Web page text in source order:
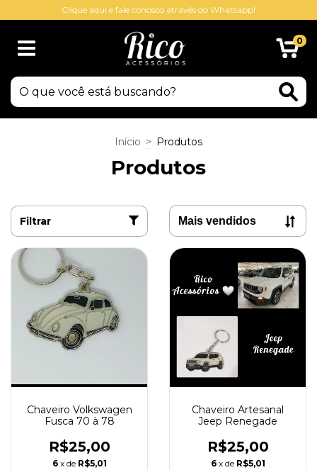
Clique aqui e fale conosco através do Whatsapp!
0
Início > Produtos
Produtos
Filtrar
Chaveiro Volkswagen
Fusca 70 à 78
R$25,00
6 x de R$5,01
Chaveiro Artesanal
Jeep Renegade
R$25,00
6 x de R$5,01